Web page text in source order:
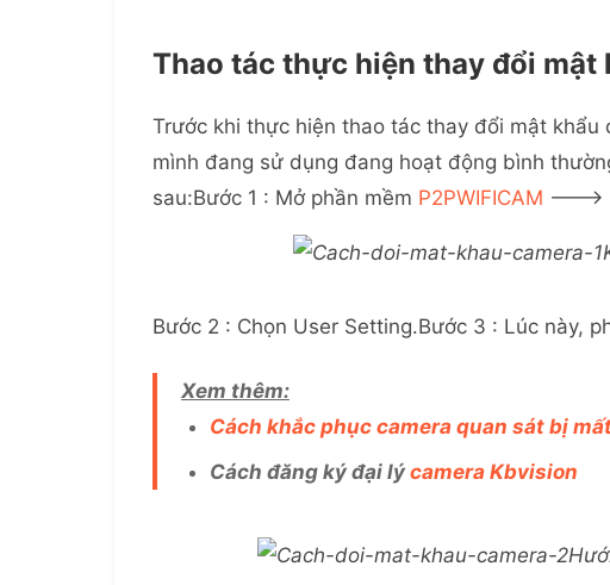
Thao tác thực hiện thay đổi mật
Trước khi thực hiện thao tác thay đổi mật khẩu
mình đang sử dụng đang hoạt động bình
sau:Bước 1 : Mở phần mềm P2PWIFICAM --->
Bước 2 : Chọn User Setting.Bước 3 : Lúc này,
Xem thêm:
Cách khắc phục camera quan sát bị
Cách đăng ký đại lý camera Kbvision